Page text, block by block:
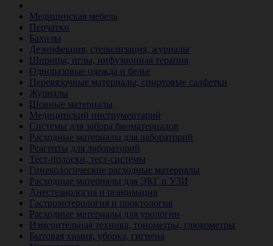
Медицинская мебель
Перчатки
Бахилы
Дезинфекция, стерилизация, журналы
Шприцы, иглы, инфузионная терапия
Одноразовые одежда и белье
Перевязочные материалы, спиртовые салфетки
Журналы
Шовные материалы
Медицинский инструментарий
Системы для забора биоматериалов
Расходные материалы для лабораторий
Реагенты для лабораторий
Тест-полоски, тест-системы
Гинекологические расходные материалы
Расходные материалы для ЭКГ и УЗИ
Анестезиология и реанимация
Гастроэнтерология и проктология
Расходные материалы для урологии
Измерительная техника, тонометры, глюкометры
Бытовая химия, уборка, гигиена